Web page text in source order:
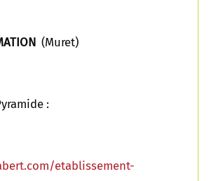
(Muret)
:
etablissement-